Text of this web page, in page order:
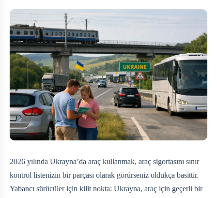
2026 yılında Ukrayna’da araç kullanmak, araç sigortasını sınır
kontrol listenizin bir parçası olarak görürseniz oldukça basittir.
Yabancı sürücüler için kilit nokta: Ukrayna, araç için geçerli bir